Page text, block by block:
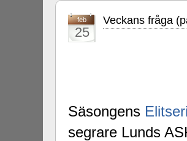
feb
25
Veckans fråga
Säsongens
segrare Lunds